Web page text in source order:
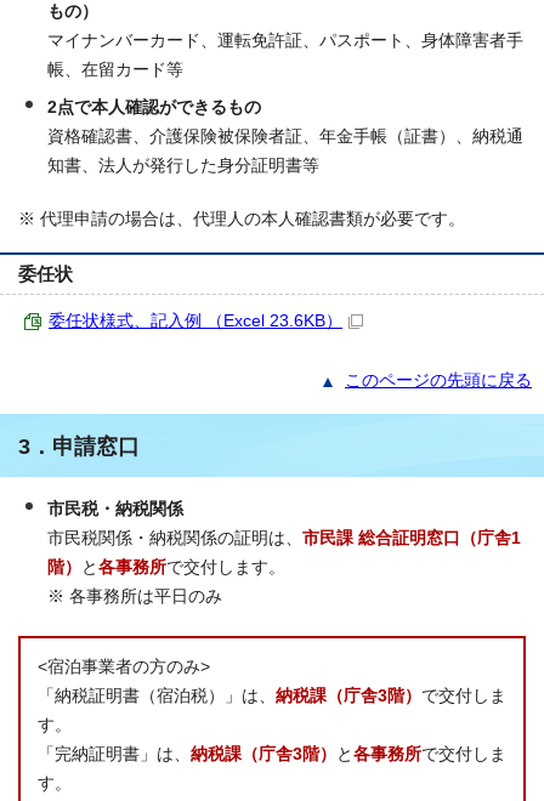
もの）
マイナンバーカード、運転免許証、パスポート、身体障害者手
帳、在留カード等
2点で本人確認ができるもの
資格確認書、介護保険被保険者証、年金手帳（証書）、納税通
知書、法人が発行した身分証明書等
※ 代理申請の場合は、代理人の本人確認書類が必要です。
委任状
委任状様式、記入例 （Excel 23.6KB）
このページの先頭に戻る
3．申請窓口
市民税・納税関係
市民税関係・納税関係の証明は、 市民課 総合証明窓口（庁舎1
階）
と 各事務所で交付します。
※ 各事務所は平日のみ
<宿泊事業者の方のみ>
「納税証明書（宿泊税）」は、 納税課（庁舎3階） で交付しま
す。
「完納証明書」は、 納税課（庁舎3階） と 各事務所で交付しま
す。